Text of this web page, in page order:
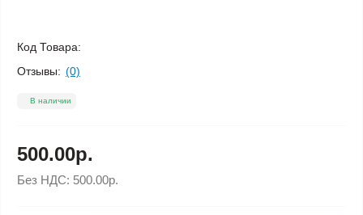
Код Товара:
Отзывы: (0)
В наличии
500.00р.
Без НДС: 500.00р.